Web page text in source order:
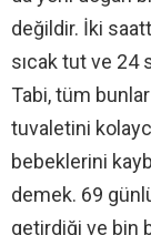
değildir. İki
sıcak tut ve 24
Tabi, tüm
tuvaletini
bebeklerini
demek. 69
getirdiği ve bin